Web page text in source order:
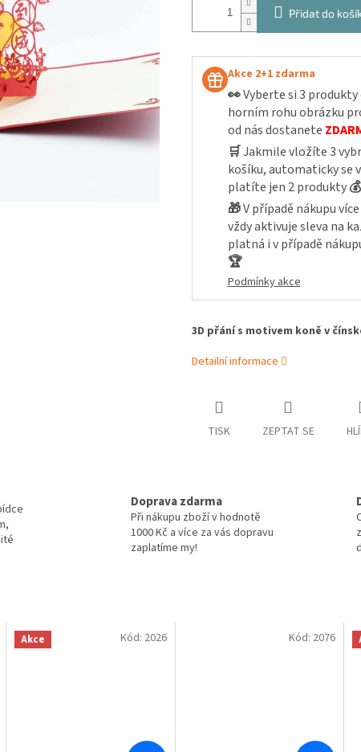
Přidat do
Akce 2+1 zdarma
👀Vyberte si 3 produkty
horním rohu obrázku
od nás dostanete
🛒Jakmile vložíte 3
košíku, automaticky se
platíte jen 2 produkty💰
🎁V případě nákupu
vždy aktivuje sleva na
platná i v případě
🏆
Podmínky akce
3D přání s motivem koně v
Detailní informace
TISK ZEPTAT SE
Doprava zdarma
Při nákupu zboží v hodnotě
1000 Kč a více za vás dopravu
zaplatíme my!
Akce Kód: 2026 Kód: 2076